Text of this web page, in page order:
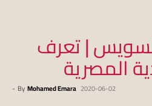
koraapedia
| تعرف
المصرية
By Mohamed Emara
- 2020-06-02